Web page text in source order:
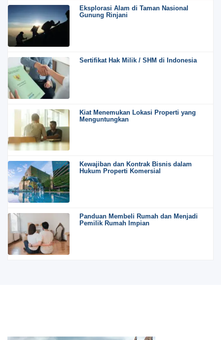
Eksplorasi Alam di Taman Nasional
Gunung Rinjani
Sertifikat Hak Milik / SHM di Indonesia
Kiat Menemukan Lokasi Properti yang
Menguntungkan
Kewajiban dan Kontrak Bisnis dalam
Hukum Properti Komersial
Panduan Membeli Rumah dan Menjadi
Pemilik Rumah Impian